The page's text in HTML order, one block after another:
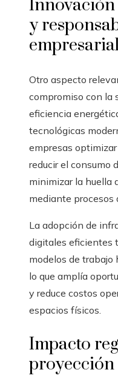
Innovación
y
Otro aspecto
compromiso con la
eficiencia
tecnológicas
empresas optimizar
reducir el consumo
minimizar la huella
mediante procesos
La adopción de
digitales eficientes
modelos de trabajo
lo que amplía
y reduce costos
espacios físicos.
Impacto